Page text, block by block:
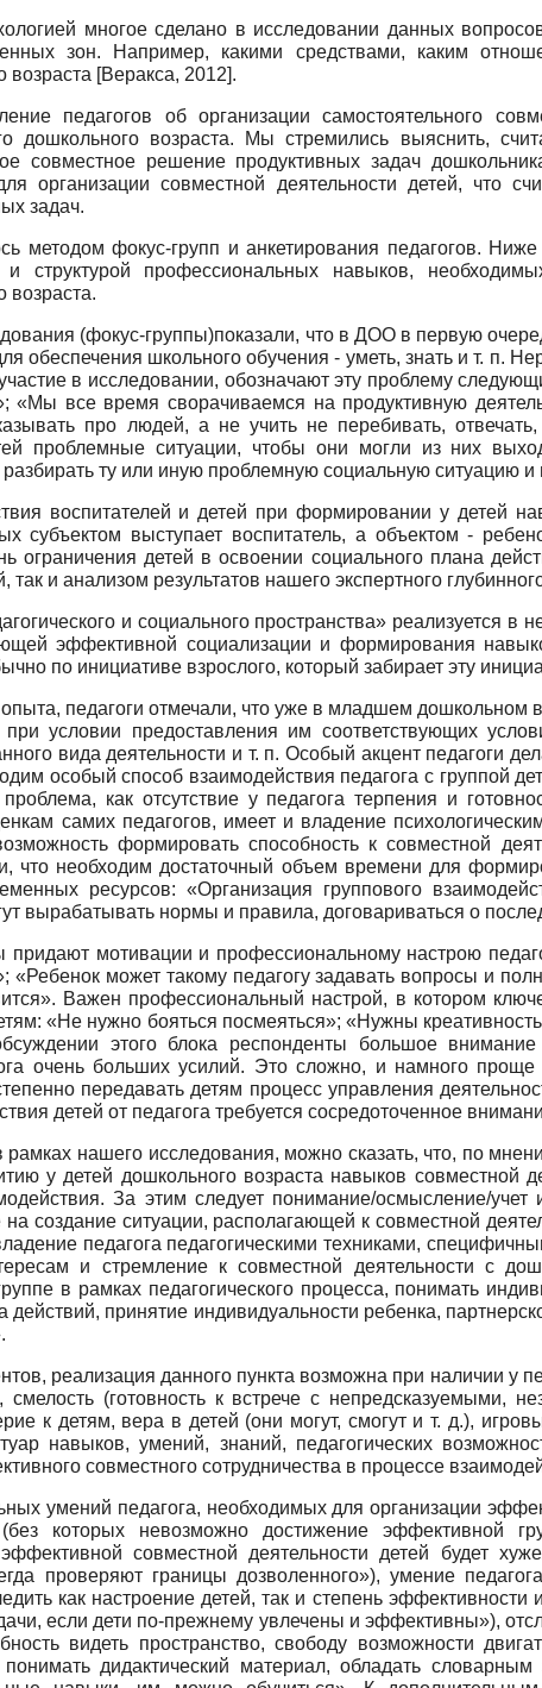
многое сделано в исследовании данных
зон. Например, какими средствами, каким
возраста [Веракса, 2012].
педагогов об организации самостоятельного
дошкольного возраста. Мы стремились выяснить,
совместное решение продуктивных задач
организации совместной деятельности детей, что
задач.
методом фокус-групп и анкетирования педагогов.
и структурой профессиональных навыков,
возраста.
(фокус-группы)показали, что в ДОО в первую
обеспечения школьного обучения - уметь, знать и т. п.
в исследовании, обозначают эту проблему
«Мы все время сворачиваемся на продуктивную
про людей, а не учить не перебивать,
проблемные ситуации, чтобы они могли из них
ту или иную проблемную социальную ситуацию
воспитателей и детей при формировании у детей
субъектом выступает воспитатель, а объектом -
ограничения детей в освоении социального плана
так и анализом результатов нашего экспертного
и социального пространства» реализуется
эффективной социализации и формирования
по инициативе взрослого, который забирает эту
опыта, педагоги отмечали, что уже в младшем
условии предоставления им соответствующих
вида деятельности и т. п. Особый акцент педагоги
особый способ взаимодействия педагога с группой
как отсутствие у педагога терпения и
самих педагогов, имеет и владение
формировать способность к совместной
что необходим достаточный объем времени для
ресурсов: «Организация группового
вырабатывать нормы и правила, договариваться о
придают мотивации и профессиональному настрою
«Ребенок может такому педагогу задавать вопросы и
Важен профессиональный настрой, в котором
«Не нужно бояться посмеяться»; «Нужны
этого блока респонденты большое
очень больших усилий. Это сложно, и намного
передавать детям процесс управления
детей от педагога требуется сосредоточенное
нашего исследования, можно сказать, что, по
у детей дошкольного возраста навыков совместной
За этим следует понимание/осмысление/
на создание ситуации, располагающей к совместной
педагога педагогическими техниками,
и стремление к совместной деятельности с
в рамках педагогического процесса, понимать
принятие индивидуальности ребенка,
реализация данного пункта возможна при наличии у
смелость (готовность к встрече с непредсказуемыми,
к детям, вера в детей (они могут, смогут и т. д.),
навыков, умений, знаний, педагогических
совместного сотрудничества в процессе
умений педагога, необходимых для организации
которых невозможно достижение эффективной
эффективной совместной деятельности детей будет
проверяют границы дозволенного»), умение
как настроение детей, так и степень эффективности
если дети по-прежнему увлечены и эффективны»),
видеть пространство, свободу возможности
дидактический материал, обладать